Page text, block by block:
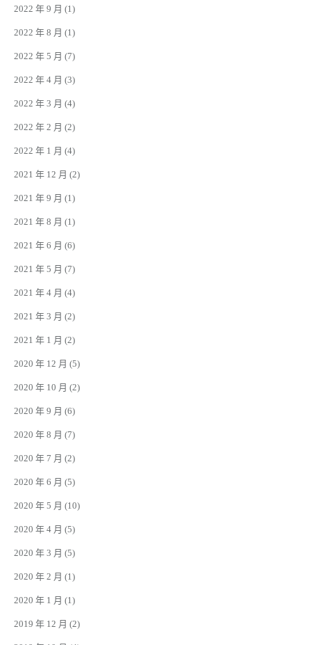
2022 年 9 月 (1)
2022 年 8 月 (1)
2022 年 5 月 (7)
2022 年 4 月 (3)
2022 年 3 月 (4)
2022 年 2 月 (2)
2022 年 1 月 (4)
2021 年 12 月 (2)
2021 年 9 月 (1)
2021 年 8 月 (1)
2021 年 6 月 (6)
2021 年 5 月 (7)
2021 年 4 月 (4)
2021 年 3 月 (2)
2021 年 1 月 (2)
2020 年 12 月 (5)
2020 年 10 月 (2)
2020 年 9 月 (6)
2020 年 8 月 (7)
2020 年 7 月 (2)
2020 年 6 月 (5)
2020 年 5 月 (10)
2020 年 4 月 (5)
2020 年 3 月 (5)
2020 年 2 月 (1)
2020 年 1 月 (1)
2019 年 12 月 (2)